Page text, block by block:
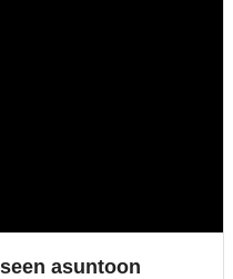
asuntoon